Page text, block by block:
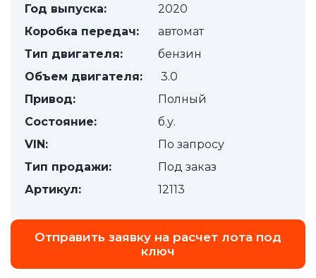
Год выпуска:
2020
Коробка передач:
автомат
Тип двигателя:
бензин
Объем двигателя:
3.0
Привод:
Полный
Состояние:
б.у.
VIN:
По запросу
Тип продажи:
Под заказ
Артикул:
12113
Отправить заявку на расчет лота под
ключ